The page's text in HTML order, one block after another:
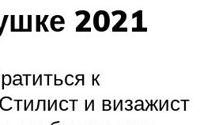
2021
к
и визажист